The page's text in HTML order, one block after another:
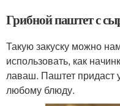
Грибной паштет с
Такую закуску можно
использовать, как
лаваш. Паштет придаст
любому блюду.